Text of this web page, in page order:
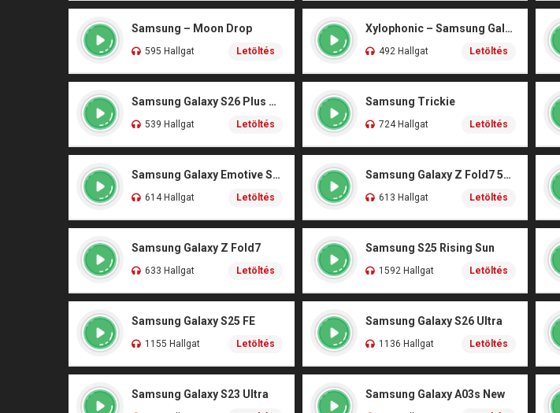
Samsung – Moon Drop
595 Hallgat Letöltés
Xylophonic – Samsung Galaxy S26 Ultra
492 Hallgat Letöltés
Samsung Galaxy S26 Plus Original
539 Hallgat Letöltés
Samsung Trickie
724 Hallgat Letöltés
Samsung Galaxy Emotive Sensation
614 Hallgat Letöltés
Samsung Galaxy Z Fold7 5G – Illusionary
613 Hallgat Letöltés
Samsung Galaxy Z Fold7
633 Hallgat Letöltés
Samsung S25 Rising Sun
1592 Hallgat Letöltés
Samsung Galaxy S25 FE
1155 Hallgat Letöltés
Samsung Galaxy S26 Ultra
1136 Hallgat Letöltés
Samsung Galaxy S23 Ultra Samsung Galaxy A03s New